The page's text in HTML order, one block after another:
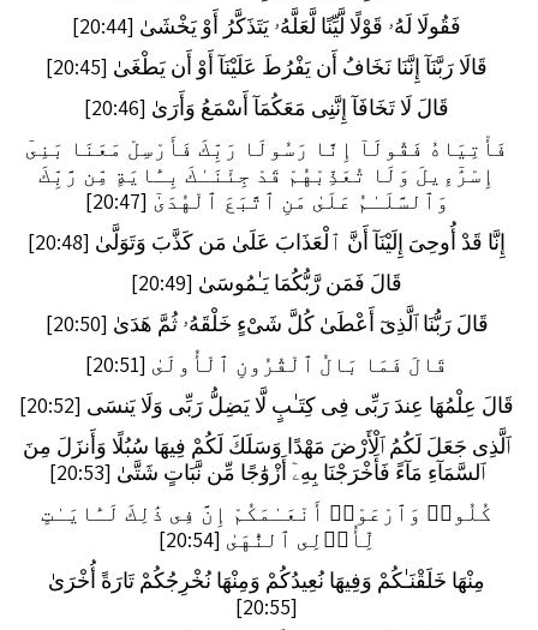
فَقُولَا لَهُۥ قَوْلًا لَّيِّنًا لَّعَلَّهُۥ يَتَذَكَّرُ أَوْ يَخْشَىٰ [20:44]
قَالَا رَبَّنَآ إِنَّنَا نَخَافُ أَن يَفْرُطَ عَلَيْنَآ أَوْ أَن يَطْغَىٰ [20:45]
قَالَ لَا تَخَافَآ إِنَّنِى مَعَكُمَآ أَسْمَعُ وَأَرَىٰ [20:46]
فَأْتِيَاهُ فَقُولَآ إِنَّا رَسُولَا رَبِّكَ فَأَرْسِلْ مَعَنَا بَنِىٓ
إِسْرَٰٓءِيلَ وَلَا تُعَذِّبْهُمْ قَدْ جِئْنَـٰكَ بِـَٔايَةٍ مِّن رَّبِّكَ
وَٱلسَّلَـٰمُ عَلَىٰ مَنِ ٱتَّبَعَ ٱلْهُدَىٰٓ [20:47]
إِنَّا قَدْ أُوحِىَ إِلَيْنَآ أَنَّ ٱلْعَذَابَ عَلَىٰ مَن كَذَّبَ وَتَوَلَّىٰ [20:48]
قَالَ فَمَن رَّبُّكُمَا يَـٰمُوسَىٰ [20:49]
قَالَ رَبُّنَا ٱلَّذِىٓ أَعْطَىٰ كُلَّ شَىْءٍ خَلْقَهُۥ ثُمَّ هَدَىٰ [20:50]
قَالَ فَمَا بَالُ ٱلْقُرُونِ ٱلْأُولَىٰ [20:51]
قَالَ عِلْمُهَا عِندَ رَبِّى فِى كِتَـٰبٍ لَّا يَضِلُّ رَبِّى وَلَا يَنسَى [20:52]
ٱلَّذِى جَعَلَ لَكُمُ ٱلْأَرْضَ مَهْدًا وَسَلَكَ لَكُمْ فِيهَا سُبُلًا وَأَنزَلَ مِنَ
ٱلسَّمَآءِ مَآءً فَأَخْرَجْنَا بِهِۦٓ أَزْوَٰجًا مِّن نَّبَاتٍ شَتَّىٰ [20:53]
كُلُوا۟ وَٱرْعَوْا۟ أَنْعَـٰمَكُمْ إِنَّ فِى ذَٰلِكَ لَـَٔايَـٰتٍ
لِّأُو۟لِى ٱلنُّهَىٰ [20:54]
مِنْهَا خَلَقْنَـٰكُمْ وَفِيهَا نُعِيدُكُمْ وَمِنْهَا نُخْرِجُكُمْ تَارَةً أُخْرَىٰ
[20:55]